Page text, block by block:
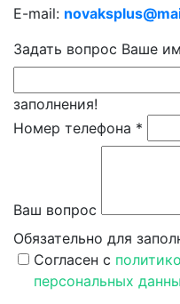
E-mail:
Задать вопрос Ваше
заполнения!
Номер телефона *
Ваш вопрос
Обязательно для
Согласен c
персональных